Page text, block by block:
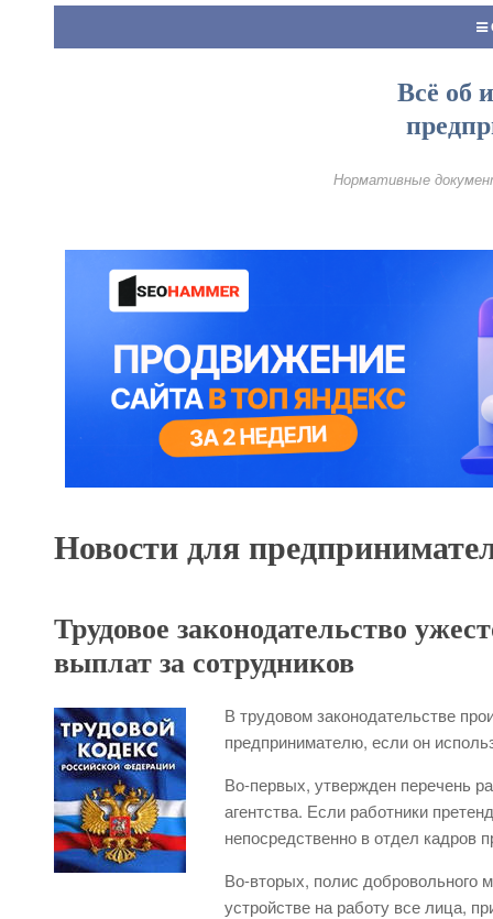
Всё об
Нормативные
Новости для
Трудовое законодательство
выплат за сотрудников
В трудовом законодательстве
предпринимателю, если он
Во-первых, утвержден перечень
агентства. Если работники
непосредственно в отдел кадров
Во-вторых, полис добровольного
устройстве на работу все лица,